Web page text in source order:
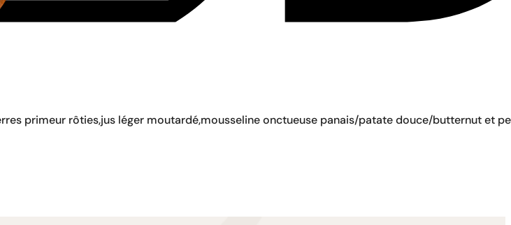
primeur rôties,jus léger moutardé,mousseline onctueuse panais/patate douce/butternut et